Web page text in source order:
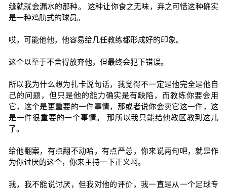
缝就就会漏水的那种。 这种让你食之无味，弃之可惜这种确实
是一种鸡肋式的球员。
哎，可能他他，他容易给几任教练都形成好的印象。
这个以至于不舍得放弃他，但最终会犯下错误。
所以我为什么想为扎卡说句话，我觉得不一定是他完全是他自
己的问题，但只是他的能力确实是有缺陷，而教练你要会用
它，这个是更重要的一件事情，那或者说你会卖它这一件，这
是一件很重要的一个事情。 那所以我只能给他教区教到这儿
了。
给他翻案，有点翻不动哈，有点严总，你来说两句吧，就是作
为你讨厌的这个，你来主持一下正义啊。
我，我不能说讨厌，但我对他的评价，我一直是从一个足球专